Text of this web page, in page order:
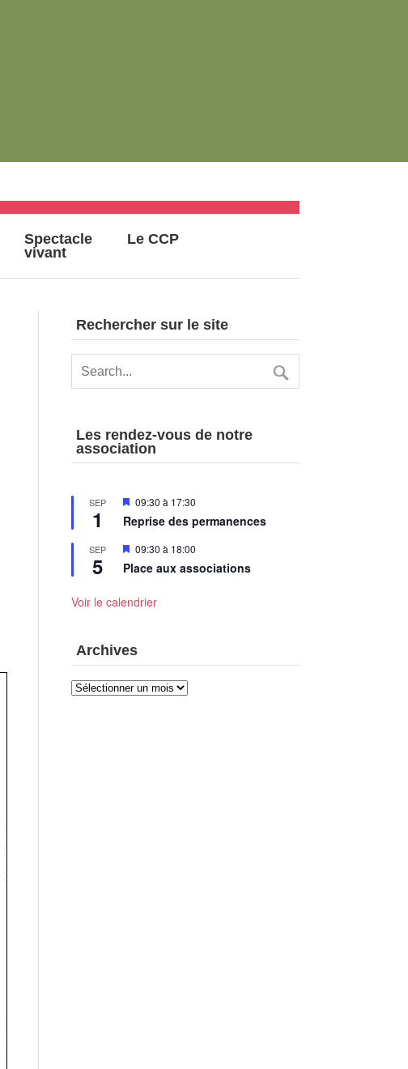
Spectacle
vivant
Le CCP
Rechercher sur le site
Les rendez-vous de notre
association
SEP
1
Mis
avant
09:30 à 17:30
Reprise des permanences
SEP
5
Mis
avant
09:30 à 18:00
Place aux associations
Voir le calendrier
Archives
Archives